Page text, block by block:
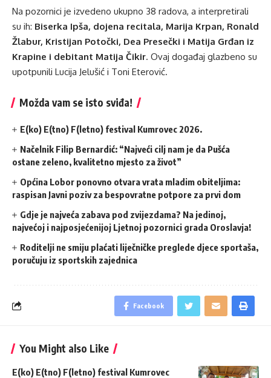
Na pozornici je izvedeno ukupno 38 radova, a interpretirali
su ih: Biserka Ipša, dojena recitala, Marija Krpan, Ronald
Žlabur, Kristijan Potočki, Dea Presečki i Matija Grđan iz
Krapine i debitant Matija Čikir. Ovaj događaj glazbeno su
upotpunili Lucija Jelušić i Toni Eterović.
Možda vam se isto sviđa!
E(ko) E(tno) F(letno) festival Kumrovec 2026.
Načelnik Filip Bernardić: “Najveći cilj nam je da Pušća
ostane zeleno, kvalitetno mjesto za život”
Općina Lobor ponovno otvara vrata mladim obiteljima:
raspisan Javni poziv za bespovratne potpore za prvi dom
Gdje je najveća zabava pod zvijezdama? Na jedinoj,
najvećoj i najposjećenijoj Ljetnoj pozornici grada Oroslavja!
Roditelji ne smiju plaćati liječničke preglede djece sportaša,
poručuju iz sportskih zajednica
Facebook
You Might also Like
E(ko) E(tno) F(letno) festival Kumrovec